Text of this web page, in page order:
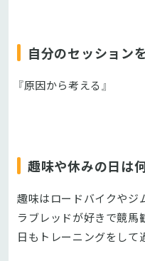
自分のセッション
『原因から考える』
趣味や休みの日は
趣味はロードバイクやジ
ラブレッドが好きで競馬
日もトレーニングをして